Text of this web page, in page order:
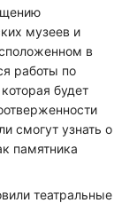
музеев и
в
работы по
будет
смогут узнать о
памятника
театральные